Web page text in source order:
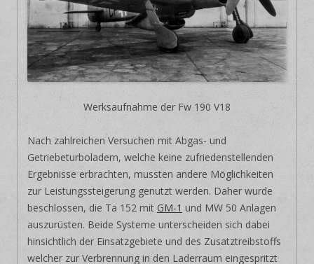
Werksaufnahme der Fw 190 V18
Nach zahlreichen Versuchen mit Abgas- und
Getriebeturboladern, welche keine zufriedenstellenden
Ergebnisse erbrachten, mussten andere Möglichkeiten
zur Leistungssteigerung genutzt werden. Daher wurde
beschlossen, die Ta 152 mit GM-1 und MW 50 Anlagen
auszurüsten. Beide Systeme unterscheiden sich dabei
hinsichtlich der Einsatzgebiete und des Zusatztreibstoffs
welcher zur Verbrennung in den Laderraum eingespritzt